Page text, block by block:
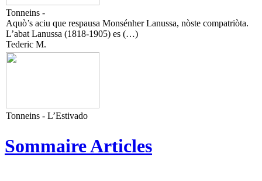
Tonneins -
Aquò’s aciu que respausa Monsénher Lanussa, nòste compatriòta.
L’abat Lanussa (1818-1905) es (…)
Tederic M.
Tonneins - L’Estivado
Sommaire Articles